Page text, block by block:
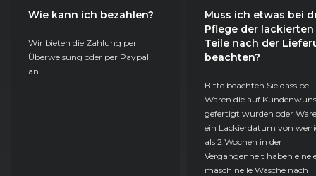
Wie kann ich bezahlen?
Wir bieten die Zahlung per
Überweisung oder per Paypal
an.
Muss ich etwas bei
Pflege der lackierten
Teile nach der
beachten?
Bitte beachten Sie dass bei
Waren die auf
gefertigt wurden oder
ein Lackierdatum von
als 2 Wochen in der
Vergangenheit haben eine
maschinelle Wäsche nach